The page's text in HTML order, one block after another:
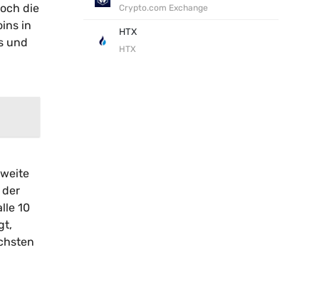
die
in
und
der
10
Crypto.com Exchange
HTX
HTX